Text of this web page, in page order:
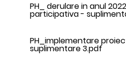
PH_ derulare in anul
participativa -
PH_implementare
suplimentare 3.pdf